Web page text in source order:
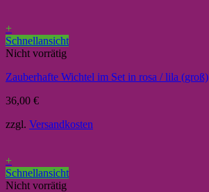
+
Schnellansicht
Nicht vorrätig
Zauberhafte Wichtel im Set in rosa / lila (groß)
36,00 €
zzgl. Versandkosten
+
Schnellansicht
Nicht vorrätig